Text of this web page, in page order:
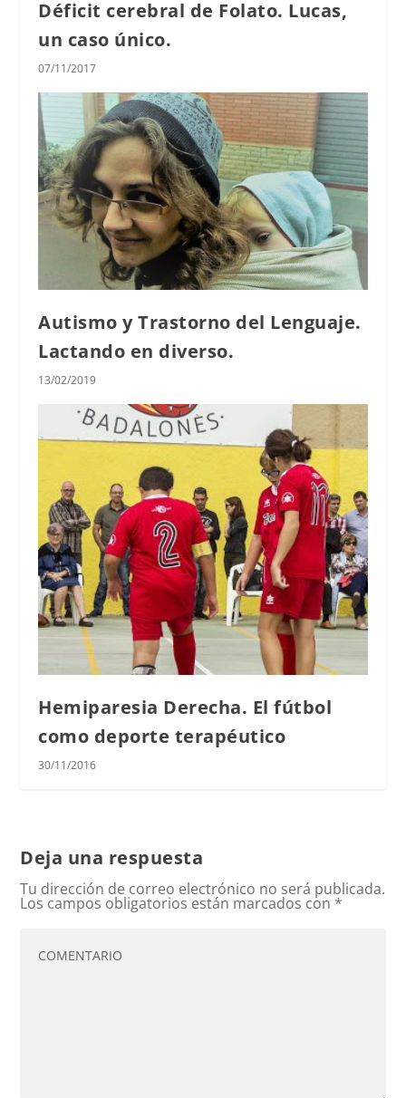
Déficit cerebral de Folato. Lucas,
un caso único.
07/11/2017
Autismo y Trastorno del Lenguaje.
Lactando en diverso.
13/02/2019
Hemiparesia Derecha. El fútbol
como deporte terapéutico
30/11/2016
Deja una respuesta
Tu dirección de correo electrónico no será publicada.
Los campos obligatorios están marcados con *